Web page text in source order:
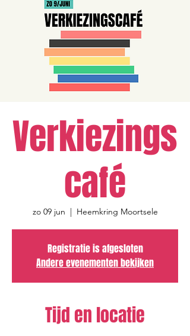
Verkiezings
café
zo 09 jun
  |
Heemkring Moortsele
Registratie is afgesloten
Andere evenementen bekijken
Tijd en locatie